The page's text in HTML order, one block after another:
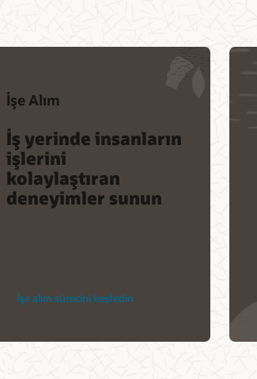
İşe Alım
İş yerinde insanların
işlerini
kolaylaştıran
deneyimler sunun
İşe alım sürecini keşfedin